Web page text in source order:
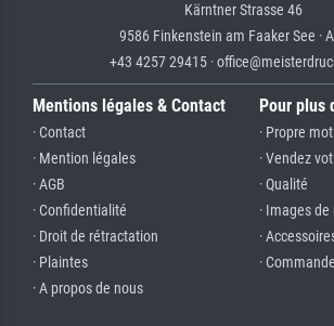
Kärntner Strasse 46
9586 Finkenstein am Faaker See ·
+43 4257 29415 ·
Mentions légales & Contact
· Contact
· Mention légales
· AGB
· Confidentialité
· Droit de rétractation
· Plaintes
· A propos de nous
Pour plus
· Propre
· Vendez
· Qualité
· Images
·
·